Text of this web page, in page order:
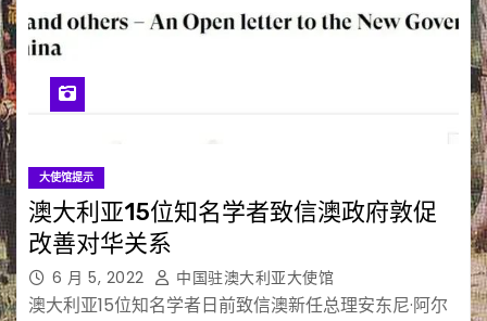
大使馆提示
澳大利亚15位知名学者致信澳政府敦促
改善对华关系
6 月 5, 2022 中国驻澳大利亚大使馆
澳大利亚15位知名学者日前致信澳新任总理安东尼·阿尔